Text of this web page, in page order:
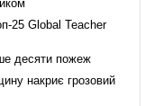
25 Global Teacher
десяти пожеж
накриє грозовий